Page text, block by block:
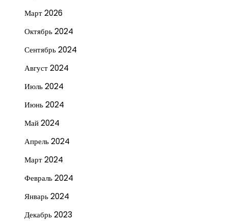
Март 2026
Октябрь 2024
Сентябрь 2024
Август 2024
Июль 2024
Июнь 2024
Май 2024
Апрель 2024
Март 2024
Февраль 2024
Январь 2024
Декабрь 2023